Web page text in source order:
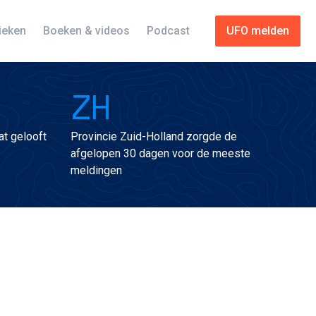
UFO melden
Boeken & videos Podcast
gelooft
ZH
Provincie Zuid-Holland zorgde de
afgelopen 30 dagen voor de meeste
meldingen